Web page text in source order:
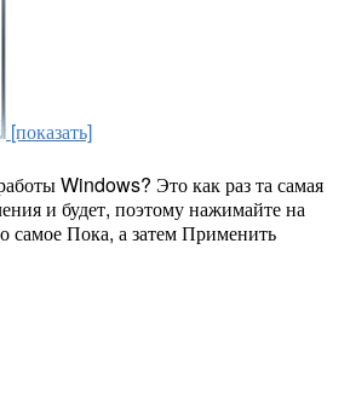
[показать]
Windows? Это как раз та самая
и будет, поэтому нажимайте на
самое Пока, а затем Применить